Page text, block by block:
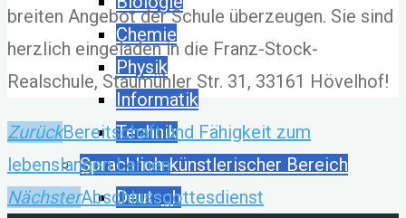
Chemie
Physik
Informatik
Technik
Sprachlich-künstlerischer Bereich
Deutsch
breiten Angebot der Schule überzeugen. Sie sind
herzlich eingeladen in die Franz-Stock-
Realschule, Staumühler Str. 31, 33161 Hövelhof!
ZurückBereitschaft und Fähigkeit zum
lebenslangen Lernen
NächsterAbschlussgottesdienst